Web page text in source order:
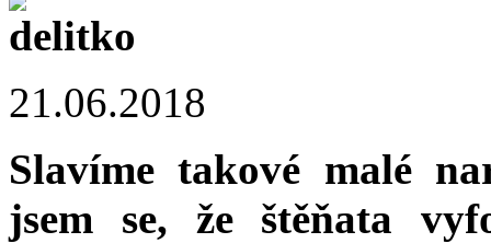
21.06.2018
Slavíme takové malé
jsem se, že štěňata